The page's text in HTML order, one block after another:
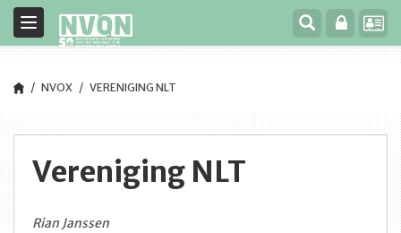
Toggle
navigation
NVOX VERENIGING NLT
Vereniging NLT
Rian Janssen